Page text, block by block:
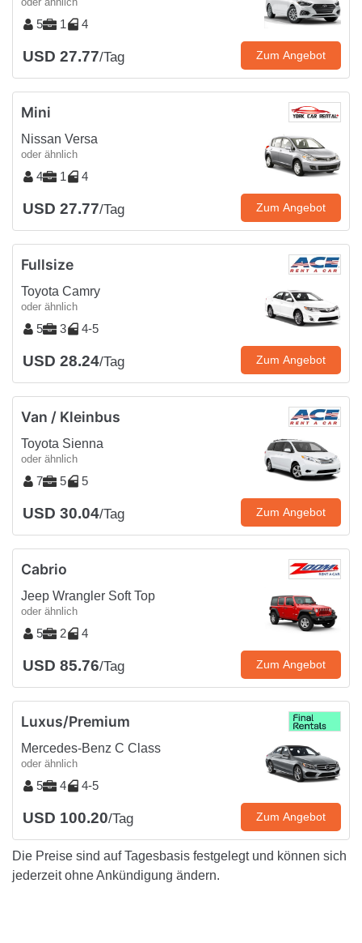
5 1 4
USD 27.77/Tag Zum Angebot
Mini
Nissan Versa
oder ähnlich
4 1 4
USD 27.77/Tag Zum Angebot
Fullsize
Toyota Camry
oder ähnlich
5 3 4-5
USD 28.24/Tag Zum Angebot
Van / Kleinbus
Toyota Sienna
oder ähnlich
7 5 5
USD 30.04/Tag Zum Angebot
Cabrio
Jeep Wrangler Soft Top
oder ähnlich
5 2 4
USD 85.76/Tag Zum Angebot
Luxus/Premium
Mercedes-Benz C Class
oder ähnlich
5 4 4-5
USD 100.20/Tag Zum Angebot
Die Preise sind auf Tagesbasis festgelegt und können sich
jederzeit ohne Ankündigung ändern.